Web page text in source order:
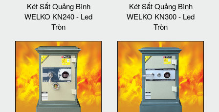
Két Sắt Quảng Bình
WELKO KN240 - Led
Tròn
Két Sắt Quảng Bình
WELKO KN300 - Led
Tròn